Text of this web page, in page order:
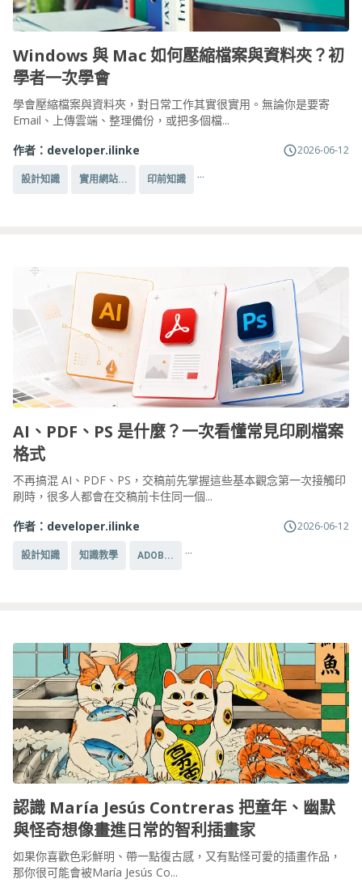
Windows 與 Mac 如何壓縮檔案與資料夾？初
學者一次學會
學會壓縮檔案與資料夾，對日常工作其實很實用。無論你是要寄
Email、上傳雲端、整理備份，或把多個檔...
作者： developer.ilinke 2026-06-12
設計知識 實用網站... 印前知識 ...
AI、PDF、PS 是什麼？一次看懂常見印刷檔案
格式
不再搞混 AI、PDF、PS，交稿前先掌握這些基本觀念第一次接觸印
刷時，很多人都會在交稿前卡住同一個...
作者： developer.ilinke 2026-06-12
設計知識 知識教學 ADOB... ...
認識 María Jesús Contreras 把童年、幽默
與怪奇想像畫進日常的智利插畫家
如果你喜歡色彩鮮明、帶一點復古感，又有點怪可愛的插畫作品，
那你很可能會被María Jesús Co...